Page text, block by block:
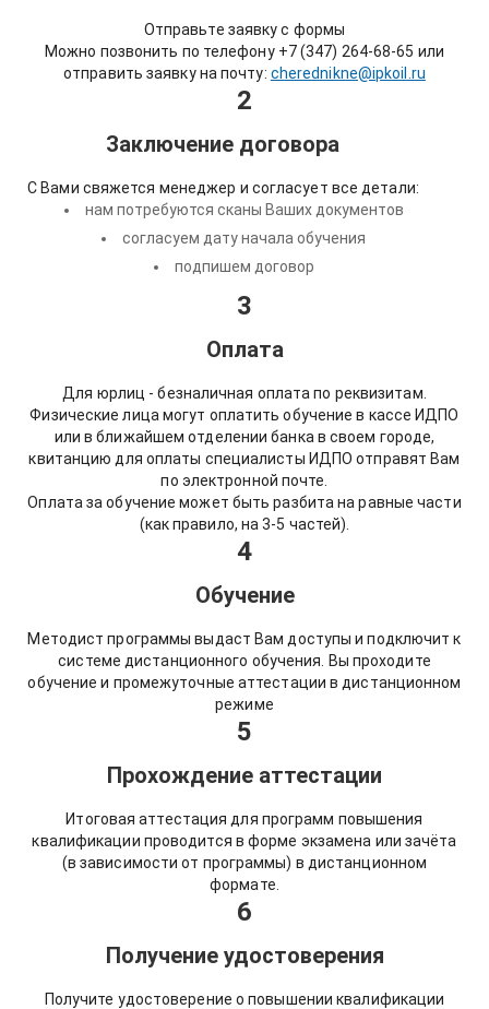
Отправьте заявку с формы
Можно позвонить по телефону +7 (347) 264-68-65 или
отправить заявку на почту: cherednikne@ipkoil.ru
2
Заключение договора
С Вами свяжется менеджер и согласует все детали:
нам потребуются сканы Ваших документов
согласуем дату начала обучения
подпишем договор
3
Оплата
Для юрлиц - безналичная оплата по реквизитам.
Физические лица могут оплатить обучение в кассе ИДПО
или в ближайшем отделении банка в своем городе,
квитанцию для оплаты специалисты ИДПО отправят Вам
по электронной почте.
Оплата за обучение может быть разбита на равные части
(как правило, на 3-5 частей).
4
Обучение
Методист программы выдаст Вам доступы и подключит к
системе дистанционного обучения. Вы проходите
обучение и промежуточные аттестации в дистанционном
режиме
5
Прохождение аттестации
Итоговая аттестация для программ повышения
квалификации проводится в форме экзамена или зачёта
(в зависимости от программы) в дистанционном
формате.
6
Получение удостоверения
Получите удостоверение о повышении квалификации